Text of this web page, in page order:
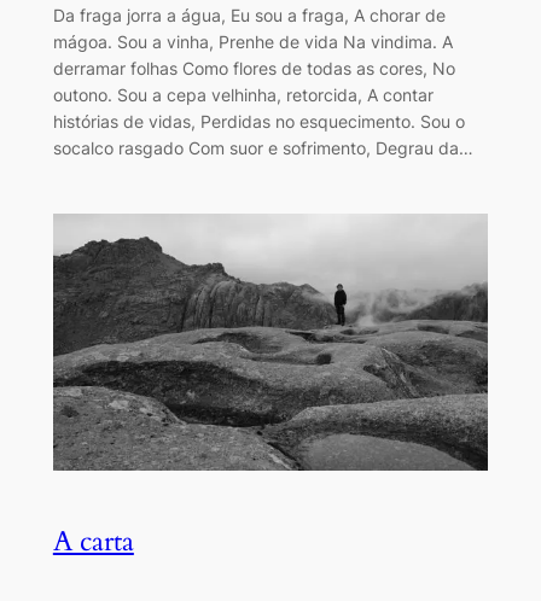
Da fraga jorra a água, Eu sou a fraga, A chorar de
mágoa. Sou a vinha, Prenhe de vida Na vindima. A
derramar folhas Como flores de todas as cores, No
outono. Sou a cepa velhinha, retorcida, A contar
histórias de vidas, Perdidas no esquecimento. Sou o
socalco rasgado Com suor e sofrimento, Degrau da…
A carta